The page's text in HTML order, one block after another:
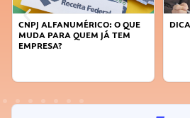
DICAS PARA OBTER CRÉDITO